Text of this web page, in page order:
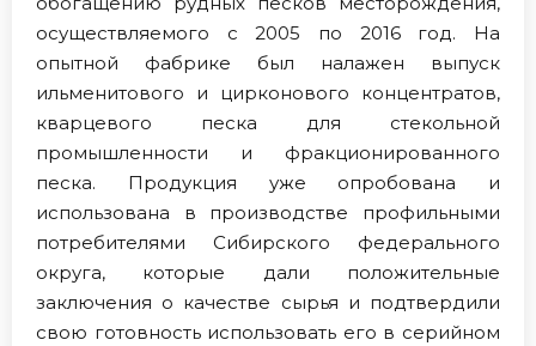
осуществляемого с 2005 по 2016 год. На
опытной фабрике был налажен выпуск
ильменитового и цирконового концентратов,
кварцевого песка для стекольной
промышленности и фракционированного
песка. Продукция уже опробована и
использована в производстве профильными
потребителями Сибирского федерального
округа, которые дали положительные
заключения о качестве сырья и подтвердили
свою готовность использовать его в серийном